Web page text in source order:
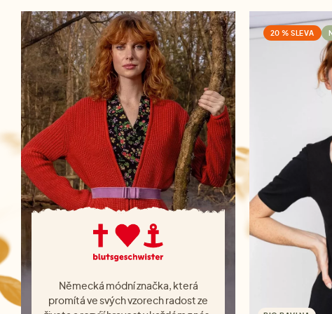
Německá módní značka, která
promítá ve svých vzorech radost ze
20 % SLEVA